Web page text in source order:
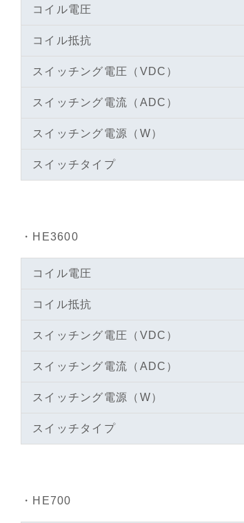
コイル電圧
コイル抵抗
スイッチング電圧（VDC）
スイッチング電流（ADC）
スイッチング電源（W）
スイッチタイプ
・HE3600
コイル電圧
コイル抵抗
スイッチング電圧（VDC）
スイッチング電流（ADC）
スイッチング電源（W）
スイッチタイプ
・HE700